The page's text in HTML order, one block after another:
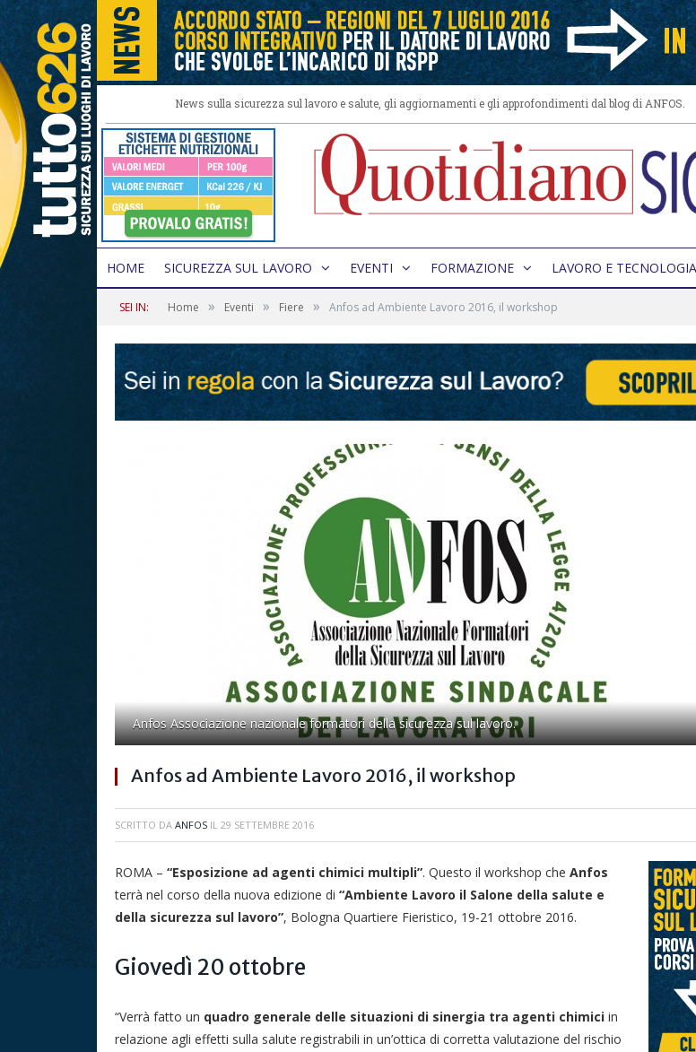
News sulla sicurezza sul lavoro e salute, gli aggiornamenti e gli approfondimenti dal blog di ANFOS.
HOME SICUREZZA SUL LAVORO EVENTI FORMAZIONE LAVORO E TECNOLOGIA
SEI IN: Home » Eventi » Fiere » Anfos ad Ambiente Lavoro 2016, il workshop
Anfos Associazione nazionale formatori della sicurezza sul lavoro.
Anfos ad Ambiente Lavoro 2016, il workshop
SCRITTO DA ANFOS IL 29 SETTEMBRE 2016
ROMA – “Esposizione ad agenti chimici multipli”. Questo il workshop che Anfos
terrà nel corso della nuova edizione di “Ambiente Lavoro il Salone della salute e
della sicurezza sul lavoro”, Bologna Quartiere Fieristico, 19-21 ottobre 2016.
Giovedì 20 ottobre
“Verrà fatto un quadro generale delle situazioni di sinergia tra agenti chimici in
relazione agli effetti sulla salute registrabili in un’ottica di corretta valutazione del rischio